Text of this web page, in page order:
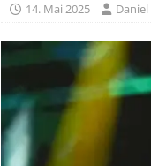
14. Mai 2025 Daniel